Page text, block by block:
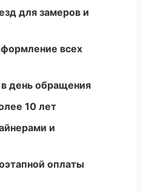
для замеров и
всех
день обращения
10 лет
и
оплаты